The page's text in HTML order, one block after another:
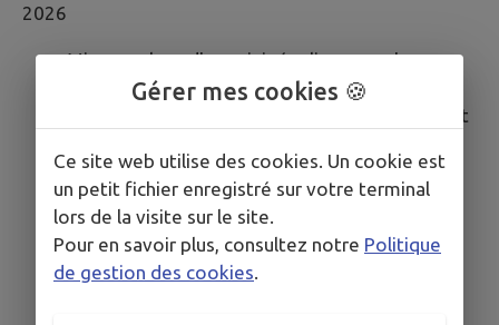
2026
Mise en place d'un suivi régulier pour s'assurer
du maintien de la conformité.
Poursuite de la formation des développeurs et
Adaptation aux éventuelles évolutions du
RGAA et des réglementations en matière
d'accessibilité numérique.
Veille réglementaire :Mise en place d'une
veille continue pour suivre l'évolution des
Gérer mes cookies 🍪
Ce site web utilise des cookies. Un cookie est
un petit fichier enregistré sur votre terminal
lors de la visite sur le site.
Pour en savoir plus, consultez notre Politique
de gestion des cookies.